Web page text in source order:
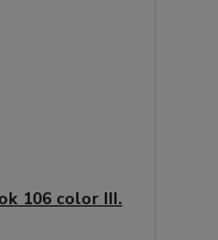
106 color III.